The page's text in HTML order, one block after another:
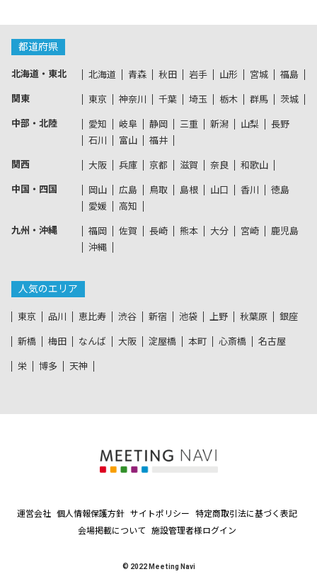
都道府県
北海道・東北 北海道 青森 秋田 岩手 山形 宮城 福島
関東 東京 神奈川 千葉 埼玉 栃木 群馬 茨城
中部・北陸 愛知 岐阜 静岡 三重 新潟 山梨
長野
石川
富山 福井
関西 大阪 兵庫 京都 滋賀 奈良 和歌山
中国・四国 岡山 広島 鳥取 島根 山口 香川
徳島
愛媛
高知
九州・沖縄 福岡 佐賀 長崎 熊本 大分 宮崎
鹿児島
沖縄
人気のエリア
東京 品川 恵比寿 渋谷 新宿 池袋 上野 秋葉原 銀座
新橋 梅田 なんば 大阪 淀屋橋 本町 心斎橋 名古屋
栄 博多 天神
運営会社 個人情報保護方針 サイトポリシー
特定商取引法に基づく表記
会場掲載について
施設管理者様ログイン
© 2022 Meeting Navi